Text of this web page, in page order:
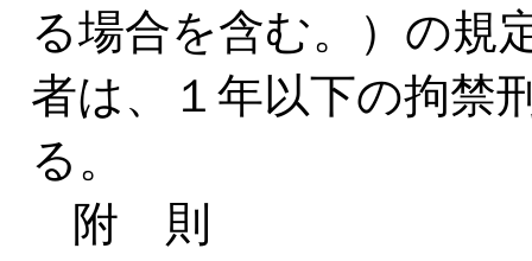
る場合を含む。）の規
者は、１年以下の拘禁
る。
附 則